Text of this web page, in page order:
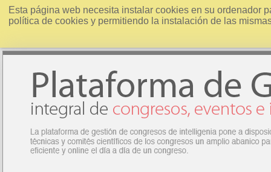
Esta página web necesita instalar cookies en su ordenador
política de cookies y permitiendo la instalación de las